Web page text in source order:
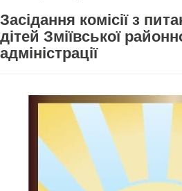
Засідання комісії з
дітей Зміївської
адміністрації